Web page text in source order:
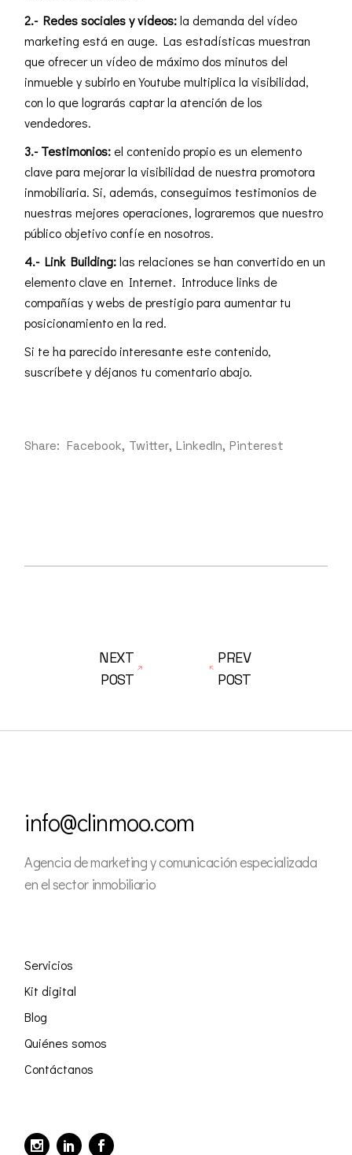
2.- Redes sociales y vídeos:la demanda del vídeo
marketing está en auge. Las estadísticas muestran
que ofrecer un vídeo de máximo dos minutos del
inmueble y subirlo enYoutube multiplica la visibilidad,
con lo que lograrás captar la atención de los
vendedores.
3.- Testimonios: el contenido propio es un elemento
clave para mejorar la visibilidad de nuestra promotora
inmobiliaria. Si, además, conseguimos testimonios de
nuestras mejores operaciones, lograremos que nuestro
público objetivo confíe en nosotros.
4.- Link Building:las relaciones se han convertido en un
elemento clave en Internet. Introduce links de
compañías y webs de prestigio para aumentar tu
posicionamiento en la red.
Si te ha parecido interesante este contenido,
suscríbete y déjanos tu comentario abajo.
Share: Facebook Twitter LinkedIn Pinterest
PREV
POST
NEXT
POST
info@clinmoo.com
Agencia de marketing y comunicación especializada
en el sector inmobiliario
Servicios
Kit digital
Blog
Quiénes somos
Contáctanos